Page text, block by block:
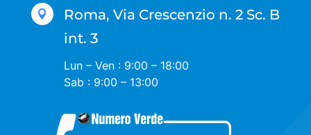

Roma, Via Crescenzio n. 2 Sc. B
int. 3
Lun – Ven : 9:00 – 18:00
Sab : 9:00 – 13:00